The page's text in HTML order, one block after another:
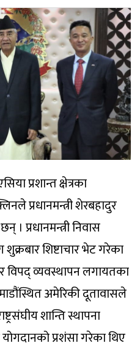
प्रशान्त क्षेत्रका
प्रधानमन्त्री शेरबहादुर
। प्रधानमन्त्री निवास
शिष्टाचार भेट गरेका
विपद् व्यवस्थापन लगायतका
अमेरिकी दूतावासले
शान्ति स्थापना
प्रशंसा गरेका थिए